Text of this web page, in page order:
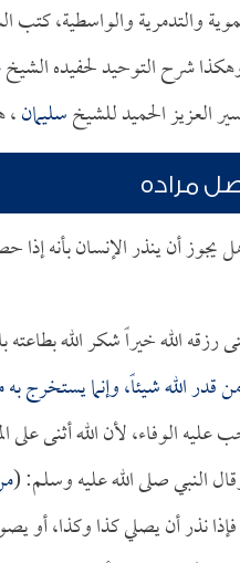
والتدمرية والواسطية، كتب
شرح التوحيد لحفيده الشيخ
العزيز الحميد للشيخسليمان،
مراده
أن ينذر الإنسان بأنه
الله خيراً شكر الله
قدر الله شيئاً، وإنما يستخرج
الوفاء، لأن الله أثنى على
نذر أن يصلي كذا وكذا، أو